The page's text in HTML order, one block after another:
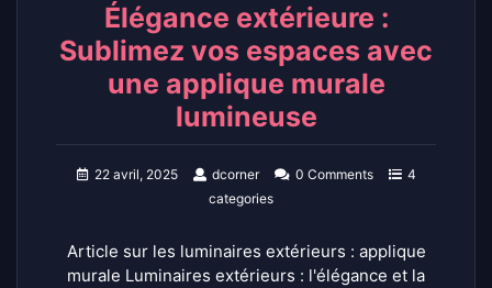
Élégance extérieure :
Sublimez vos espaces avec
une applique murale
lumineuse
22 avril, 2025 dcorner 0 Comments
4
categories
Article sur les luminaires extérieurs : applique
murale Luminaires extérieurs : l'élégance et la